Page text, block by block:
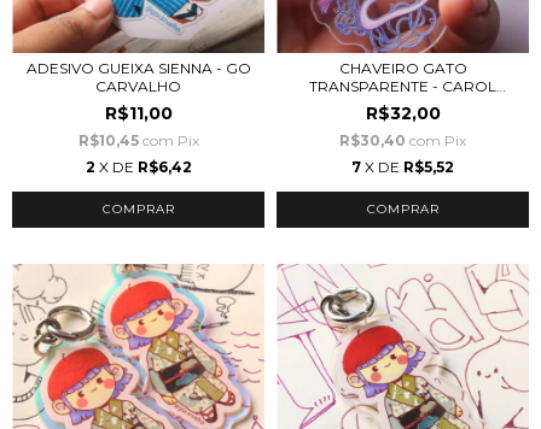
ADESIVO GUEIXA SIENNA - GO
CARVALHO
R$11,00
R$10,45 com Pix
2 X DE R$6,42
CHAVEIRO GATO
TRANSPARENTE - CAROL
PASSO...
R$32,00
R$30,40 com Pix
7 X DE R$5,52